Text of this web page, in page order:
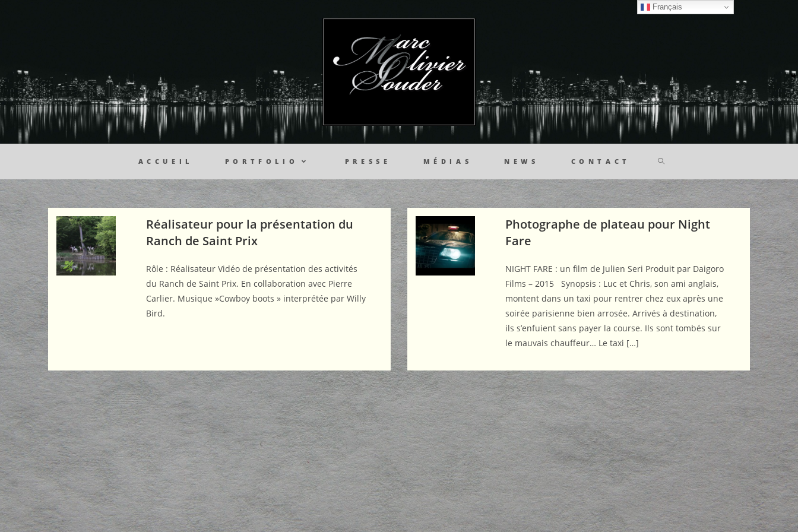
ACCUEIL PORTFOLIO PRESSE MÉDIAS NEWS CONTACT
Exemple boucle
Réalisateur pour la présentation du
Ranch de Saint Prix
Rôle : Réalisateur Vidéo de présentation des activités
du Ranch de Saint Prix. En collaboration avec Pierre
Carlier. Musique »Cowboy boots » interprétée par Willy
Bird.
Photographe de plateau pour Night
Fare
NIGHT FARE : un film de Julien Seri Produit par Daigoro
Films – 2015 Synopsis : Luc et Chris, son ami anglais,
montent dans un taxi pour rentrer chez eux après une
soirée parisienne bien arrosée. Arrivés à destination,
ils s’enfuient sans payer la course. Ils sont tombés sur
le mauvais chauffeur… Le taxi […]
Français